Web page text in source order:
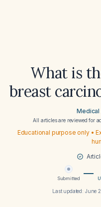
What is
breast
Medical
All articles are reviewed for
Educational purpose only •
Submitted
Last updated: June